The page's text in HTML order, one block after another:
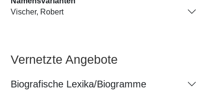
Vischer, Robert
Vernetzte Angebote
Biografische Lexika/Biogramme